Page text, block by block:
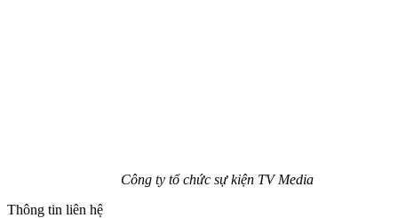
Công ty tổ chức sự kiện TV Media
Thông tin liên hệ